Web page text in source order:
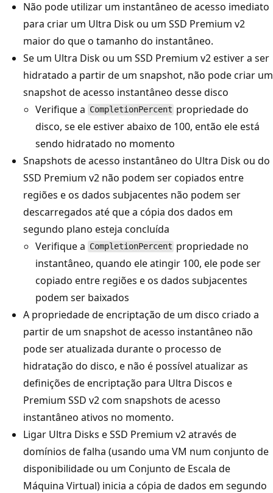
Não pode utilizar um instantâneo de acesso imediato
para criar um Ultra Disk ou um SSD Premium v2
maior do que o tamanho do instantâneo.
Se um Ultra Disk ou um SSD Premium v2 estiver a ser
hidratado a partir de um snapshot, não pode criar um
snapshot de acesso instantâneo desse disco
Verifique a CompletionPercent propriedade do
disco, se ele estiver abaixo de 100, então ele está
sendo hidratado no momento
Snapshots de acesso instantâneo do Ultra Disk ou do
SSD Premium v2 não podem ser copiados entre
regiões e os dados subjacentes não podem ser
descarregados até que a cópia dos dados em
segundo plano esteja concluída
Verifique a CompletionPercent propriedade no
instantâneo, quando ele atingir 100, ele pode ser
copiado entre regiões e os dados subjacentes
podem ser baixados
A propriedade de encriptação de um disco criado a
partir de um snapshot de acesso instantâneo não
pode ser atualizada durante o processo de
hidratação do disco, e não é possível atualizar as
definições de encriptação para Ultra Discos e
Premium SSD v2 com snapshots de acesso
instantâneo ativos no momento.
Ligar Ultra Disks e SSD Premium v2 através de
domínios de falha (usando uma VM num conjunto de
disponibilidade ou um Conjunto de Escala de
Máquina Virtual) inicia a cópia de dados em segundo